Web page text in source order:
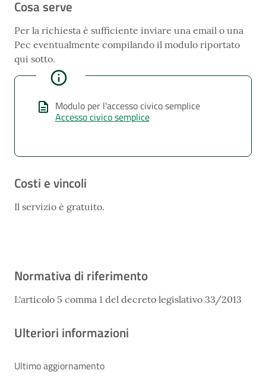
Cosa serve
Per la richiesta è sufficiente inviare una email o una
Pec eventualmente compilando il modulo riportato
qui sotto.
Modulo per l'accesso civico semplice
Accesso civico semplice
Costi e vincoli
Il servizio è gratuito.
Normativa di riferimento
L'articolo 5 comma 1 del decreto legislativo 33/2013
Ulteriori informazioni
Ultimo aggiornamento